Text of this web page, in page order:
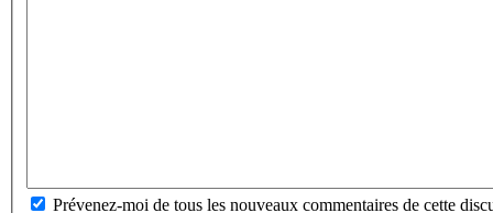
Prévenez-moi de tous les nouveaux commentaires de cette